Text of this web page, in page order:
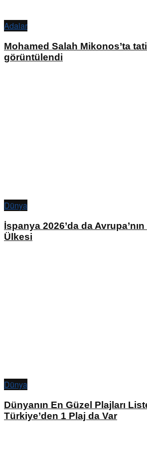
Adalar
Mohamed Salah Mikonos’ta
görüntülendi
Dünya
İspanya 2026’da da
Ülkesi
Dünya
Dünyanın En Güzel Plajları
Türkiye’den 1 Plaj da Var